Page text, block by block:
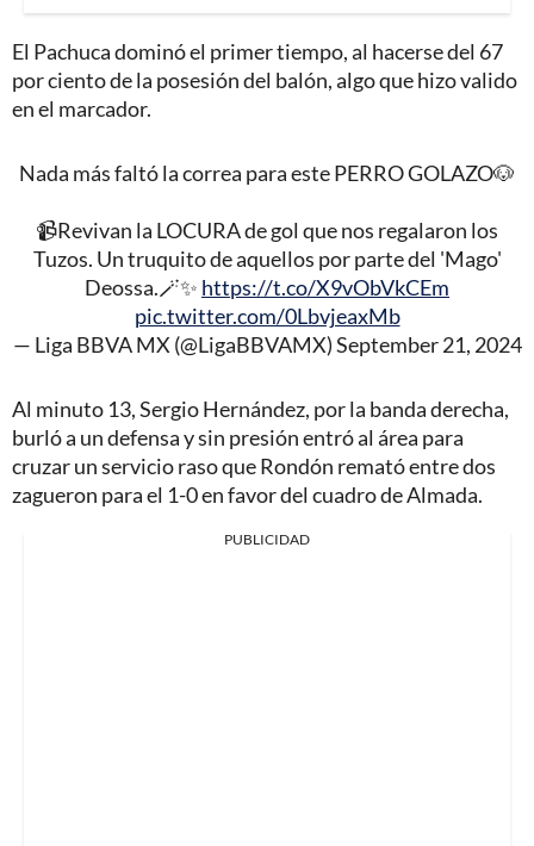
El Pachuca dominó el primer tiempo, al hacerse del 67
por ciento de la posesión del balón, algo que hizo valido
en el marcador.
Nada más faltó la correa para este PERRO GOLAZO🐶
📹Revivan la LOCURA de gol que nos regalaron los
Tuzos. Un truquito de aquellos por parte del 'Mago'
Deossa.🪄✨ https://t.co/X9vObVkCEm
pic.twitter.com/0LbvjeaxMb
— Liga BBVA MX (@LigaBBVAMX)September 21, 2024
Al minuto 13, Sergio Hernández, por la banda derecha,
burló a un defensa y sin presión entró al área para
cruzar un servicio raso que Rondón remató entre dos
zagueron para el 1-0 en favor del cuadro de Almada.
PUBLICIDAD